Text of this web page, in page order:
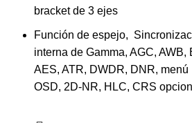
bracket de 3 ejes
Función de espejo,
interna de Gamma, AGC, AWB,
AES, ATR, DWDR, DNR, menú
OSD, 2D-NR, HLC, CRS